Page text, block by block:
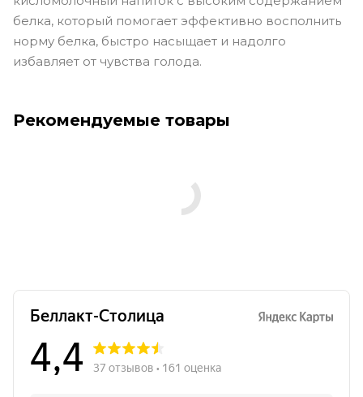
белка, который помогает эффективно восполнить
норму белка, быстро насыщает и надолго
избавляет от чувства голода.
Рекомендуемые товары